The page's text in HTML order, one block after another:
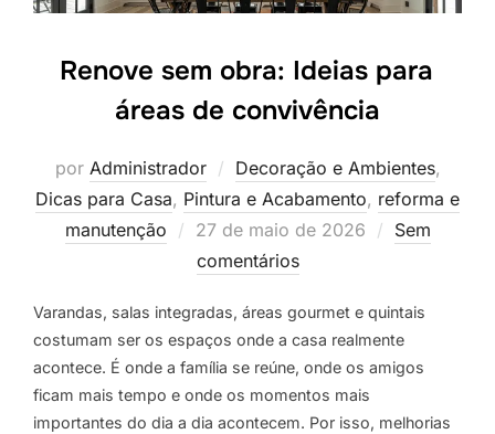
Renove sem obra: Ideias para
áreas de convivência
por Administrador Decoração e Ambientes,
Dicas para Casa, Pintura e Acabamento, reforma e
manutenção
Postado
em
27 de maio de 2026
Sem
comentários
Varandas, salas integradas, áreas gourmet e quintais
costumam ser os espaços onde a casa realmente
acontece. É onde a família se reúne, onde os amigos
ficam mais tempo e onde os momentos mais
importantes do dia a dia acontecem. Por isso, melhorias